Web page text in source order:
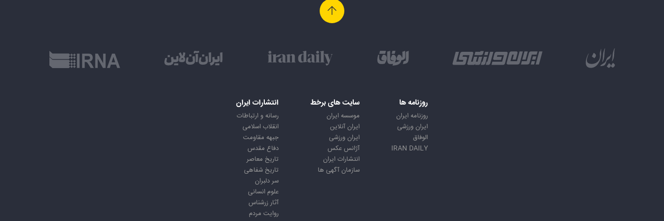
روزنامه ها
روزنامه ایران
ایران ورزشی
الوفاق
IRAN DAILY
سایت های برخط
موسسه ایران
ایران آنلاین
ایران ورزشی
آژانس عکس
انتشارات ایران
سازمان آگهی ها
انتشارات ایران
رسانه و ارتباطات
انقلاب اسلامی
جبهه مقاومت
دفاع مقدس
تاریخ معاصر
تاریخ شفاهی
سر دلبران
علوم انسانی
آثار زرشناس
روایت مردم